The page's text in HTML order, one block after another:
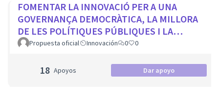
FOMENTAR LA INNOVACIÓ PER A UNA
GOVERNANÇA DEMOCRÀTICA, LA MILLORA
DE LES POLÍTIQUES PÚBLIQUES I LA
TRANSFORMACIÓ SOCIAL
Propuesta oficial Innovación 0 0
18 Apoyos Dar apoyo